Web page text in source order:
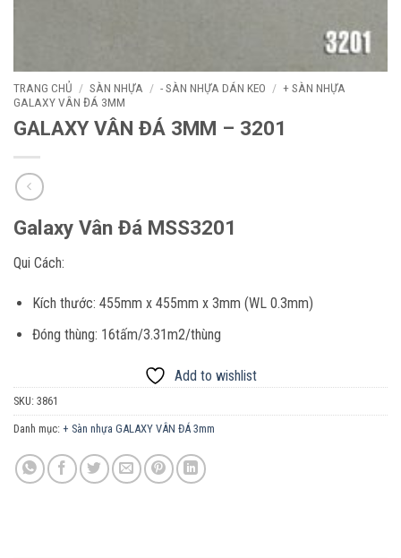
TRANG CHỦ / SÀN NHỰA / - SÀN NHỰA DÁN KEO / + SÀN NHỰA
GALAXY VÂN ĐÁ 3MM
GALAXY VÂN ĐÁ 3MM – 3201
Galaxy Vân Đá MSS3201
Qui Cách:
Kích thước: 455mm x 455mm x 3mm (WL 0.3mm)
Đóng thùng: 16tấm/3.31m2/thùng
Add to wishlist
SKU: 3861
Danh mục: + Sàn nhựa GALAXY VÂN ĐÁ 3mm